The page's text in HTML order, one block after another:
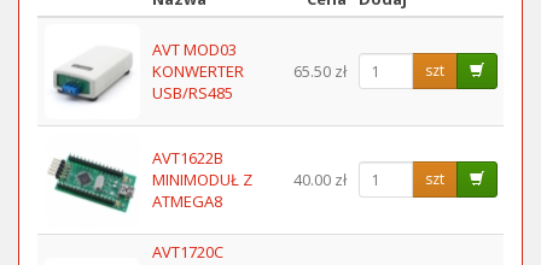
Obraz
AVT MOD03
KONWERTER
USB/RS485
65.50 zł szt
AVT1622B
MINIMODUŁ Z
ATMEGA8
40.00 zł szt
AVT1720C